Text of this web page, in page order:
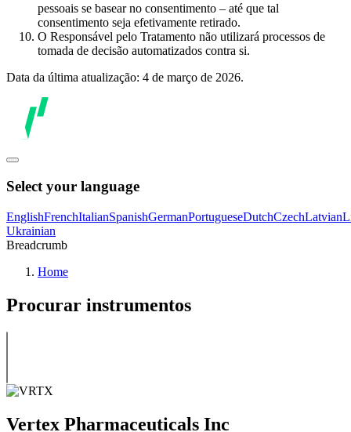
pessoais se basear no consentimento – até que tal
consentimento seja efetivamente retirado.
O Responsável pelo Tratamento não utilizará processos de
tomada de decisão automatizados contra si.
Data da última atualização: 4 de março de 2026.
Select your language
EnglishFrenchItalianSpanishGermanPortugueseDutchCzechLatvian
Ukrainian
Breadcrumb
Home
Procurar instrumentos
Vertex Pharmaceuticals Inc